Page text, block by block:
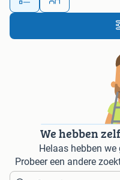
We hebben
Helaas hebben
Probeer een andere